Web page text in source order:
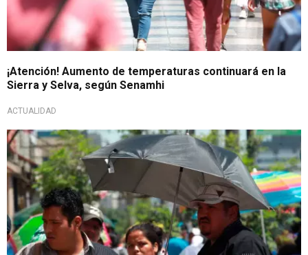
¡Atención! Aumento de temperaturas continuará en la
Sierra y Selva, según Senamhi
ACTUALIDAD
Calor extremo